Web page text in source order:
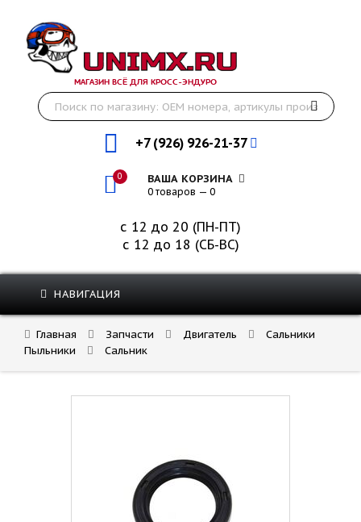
МАГАЗИН ВСЁ ДЛЯ КРОСС-ЭНДУРО
+7 (926) 926-21-37
0 ВАША КОРЗИНА
0 товаров — 0
с 12 до 20 (ПН-ПТ)
с 12 до 18 (СБ-ВС)
НАВИГАЦИЯ
Главная Запчасти Двигатель
Сальники
Пыльники
Сальник